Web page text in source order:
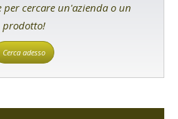
per cercare un'azienda o un
prodotto!
Cerca adesso